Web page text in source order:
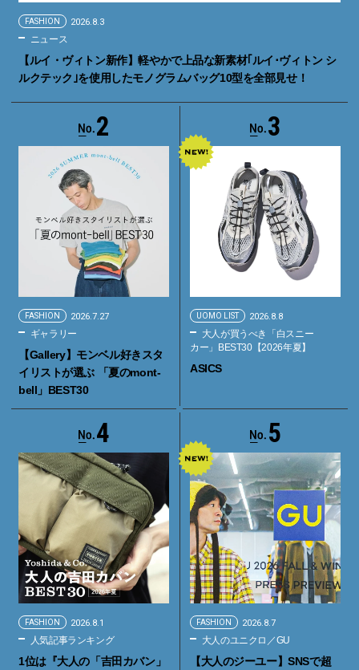
FASHION 2026.8.3
ニュース
【ルイ・ヴィトン新作】軽やかで上品な新素材｢ルイ･ヴィトン シ
ルクテック｣を使用したモノグラムバッグ10型を全部見せ！
2
FASHION 2026.7.27
ギャラリー
【Gallery】モンベル好きスタ
イリストが選ぶ 「夏のmont-
bell」BEST30
3
UOMO LIST 2026.8.8
大人が買うべき「白スニー
カー」BEST30【2026年夏】
ASICS
4
FASHION 2026.8.1
人気記事ランキング
1位は『大人の「吉田カバン」
5
FASHION 2026.8.7
大人のユニクロ／GU
【大人のジーユー】SNSで超